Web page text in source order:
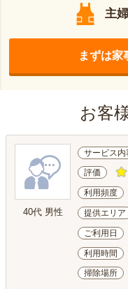
主
まずは家
お客
40代 男性
サービス内
評価
利用頻度
提供エリア
ご利用日
利用時間
掃除場所